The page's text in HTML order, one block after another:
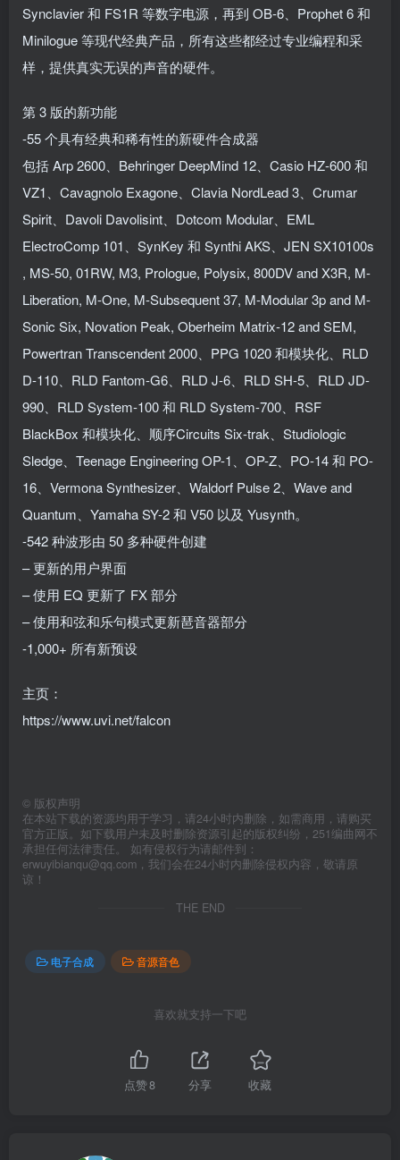
Synclavier 和 FS1R 等数字电源，再到 OB-6、Prophet 6 和
Minilogue 等现代经典产品，所有这些都经过专业编程和采
样，提供真实无误的声音的硬件。
第 3 版的新功能
-55 个具有经典和稀有性的新硬件合成器
包括 Arp 2600、Behringer DeepMind 12、Casio HZ-600 和
VZ1、Cavagnolo Exagone、Clavia NordLead 3、Crumar
Spirit、Davoli Davolisint、Dotcom Modular、EML
ElectroComp 101、SynKey 和 Synthi AKS、JEN SX10100s
, MS-50, 01RW, M3, Prologue, Polysix, 800DV and X3R, M-
Liberation, M-One, M-Subsequent 37, M-Modular 3p and M-
Sonic Six, Novation Peak, Oberheim Matrix-12 and SEM,
Powertran Transcendent 2000、PPG 1020 和模块化、RLD
D-110、RLD Fantom-G6、RLD J-6、RLD SH-5、RLD JD-
990、RLD System-100 和 RLD System-700、RSF
BlackBox 和模块化、顺序Circuits Six-trak、Studiologic
Sledge、Teenage Engineering OP-1、OP-Z、PO-14 和 PO-
16、Vermona Synthesizer、Waldorf Pulse 2、Wave and
Quantum、Yamaha SY-2 和 V50 以及 Yusynth。
-542 种波形由 50 多种硬件创建
– 更新的用户界面
– 使用 EQ 更新了 FX 部分
– 使用和弦和乐句模式更新琶音器部分
-1,000+ 所有新预设
主页：
https://www.uvi.net/falcon
© 版权声明
在本站下载的资源均用于学习，请24小时内删除，如需商用，请购买
官方正版。如下载用户未及时删除资源引起的版权纠纷，251编曲网不
承担任何法律责任。 如有侵权行为请邮件到：
erwuyibianqu@qq.com，我们会在24小时内删除侵权内容，敬请原
谅！
THE END
电子合成 音源音色
喜欢就支持一下吧
点赞8 分享 收藏